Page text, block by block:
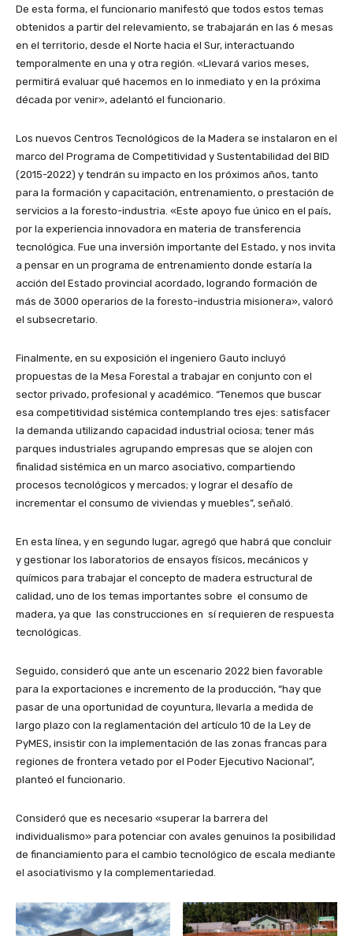
De esta forma, el funcionario manifestó que todos estos temas
obtenidos a partir del relevamiento, se trabajarán en las 6 mesas
en el territorio, desde el Norte hacia el Sur, interactuando
temporalmente en una y otra región. «Llevará varios meses,
permitirá evaluar qué hacemos en lo inmediato y en la próxima
década por venir», adelantó el funcionario.
Los nuevos Centros Tecnológicos de la Madera se instalaron en el
marco del Programa de Competitividad y Sustentabilidad del BID
(2015-2022) y tendrán su impacto en los próximos años, tanto
para la formación y capacitación, entrenamiento, o prestación de
servicios a la foresto-industria. «Este apoyo fue único en el país,
por la experiencia innovadora en materia de transferencia
tecnológica. Fue una inversión importante del Estado, y nos invita
a pensar en un programa de entrenamiento donde estaría la
acción del Estado provincial acordado, logrando formación de
más de 3000 operarios de la foresto-industria misionera», valoró
el subsecretario.
Finalmente, en su exposición el ingeniero Gauto incluyó
propuestas de la Mesa Forestal a trabajar en conjunto con el
sector privado, profesional y académico. “Tenemos que buscar
esa competitividad sistémica contemplando tres ejes: satisfacer
la demanda utilizando capacidad industrial ociosa; tener más
parques industriales agrupando empresas que se alojen con
finalidad sistémica en un marco asociativo, compartiendo
procesos tecnológicos y mercados; y lograr el desafío de
incrementar el consumo de viviendas y muebles”, señaló.
En esta línea, y en segundo lugar, agregó que habrá que concluir
y gestionar los laboratorios de ensayos físicos, mecánicos y
químicos para trabajar el concepto de madera estructural de
calidad, uno de los temas importantes sobre el consumo de
madera, ya que las construcciones en sí requieren de respuesta
tecnológicas.
Seguido, consideró que ante un escenario 2022 bien favorable
para la exportaciones e incremento de la producción, “hay que
pasar de una oportunidad de coyuntura, llevarla a medida de
largo plazo con la reglamentación del artículo 10 de la Ley de
PyMES, insistir con la implementación de las zonas francas para
regiones de frontera vetado por el Poder Ejecutivo Nacional”,
planteó el funcionario.
Consideró que es necesario «superar la barrera del
individualismo» para potenciar con avales genuinos la posibilidad
de financiamiento para el cambio tecnológico de escala mediante
el asociativismo y la complementariedad.